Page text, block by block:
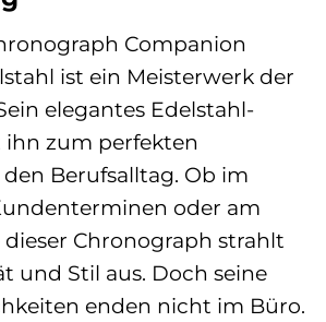
Companion
ist ein Meisterwerk der
elegantes Edelstahl-
zum perfekten
Berufsalltag. Ob im
oder am
Chronograph strahlt
und Stil aus. Doch seine
enden nicht im Büro.